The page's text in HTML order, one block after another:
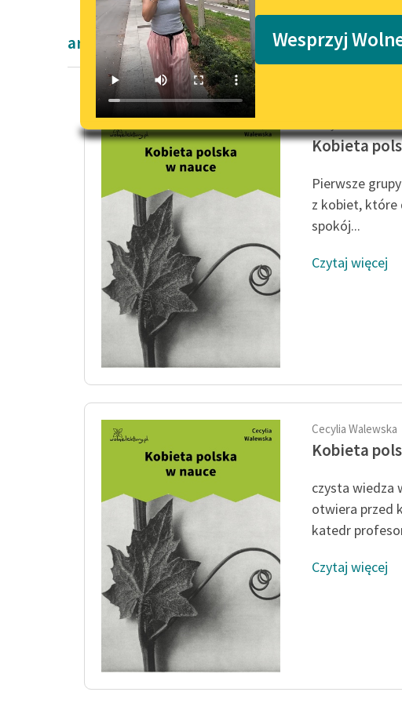
Wesprzyj
artykuły naukowe
Kobieta
Pierwsze
z kobiet, które
spokój...
Czytaj więcej
Cecylia Walewska
Kobieta
czysta wiedza
otwiera przed
katedr
Czytaj więcej